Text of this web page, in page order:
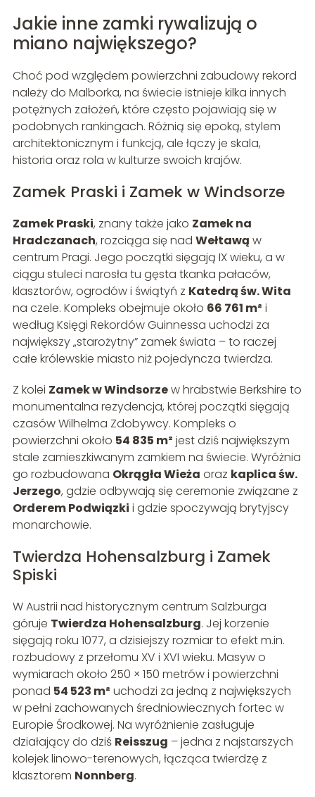
Jakie inne zamki rywalizują o
miano największego?
Choć pod względem powierzchni zabudowy rekord
należy do Malborka, na świecie istnieje kilka innych
potężnych założeń, które często pojawiają się w
podobnych rankingach. Różnią się epoką, stylem
architektonicznym i funkcją, ale łączy je skala,
historia oraz rola w kulturze swoich krajów.
Zamek Praski i Zamek w Windsorze
Zamek Praski, znany także jako Zamek na
Hradczanach, rozciąga się nad Wełtawą w
centrum Pragi. Jego początki sięgają IX wieku, a w
ciągu stuleci narosła tu gęsta tkanka pałaców,
klasztorów, ogrodów i świątyń z Katedrą św. Wita
na czele. Kompleks obejmuje około 66 761 m² i
według Księgi Rekordów Guinnessa uchodzi za
największy „starożytny” zamek świata – to raczej
całe królewskie miasto niż pojedyncza twierdza.
Z kolei Zamek w Windsorzew hrabstwie Berkshire to
monumentalna rezydencja, której początki sięgają
czasów Wilhelma Zdobywcy. Kompleks o
powierzchni około 54 835 m² jest dziś największym
stale zamieszkiwanym zamkiem na świecie. Wyróżnia
go rozbudowana Okrągła Wieża oraz kaplica św.
Jerzego, gdzie odbywają się ceremonie związane z
Orderem Podwiązki i gdzie spoczywają brytyjscy
monarchowie.
Twierdza Hohensalzburg i Zamek
Spiski
W Austrii nad historycznym centrum Salzburga
góruje Twierdza Hohensalzburg. Jej korzenie
sięgają roku 1077, a dzisiejszy rozmiar to efekt m.in.
rozbudowy z przełomu XV i XVI wieku. Masyw o
wymiarach około 250 × 150 metrów i powierzchni
ponad 54 523 m² uchodzi za jedną z największych
w pełni zachowanych średniowiecznych fortec w
Europie Środkowej. Na wyróżnienie zasługuje
działający do dziś Reisszug – jedna z najstarszych
kolejek linowo-terenowych, łącząca twierdzę z
klasztorem Nonnberg.